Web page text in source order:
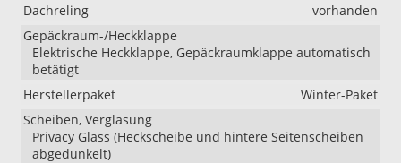
Dachreling
vorhanden
Gepäckraum-/Heckklappe
Elektrische Heckklappe, Gepäckraumklappe automatisch
betätigt
Herstellerpaket
Winter-Paket
Scheiben, Verglasung
Privacy Glass (Heckscheibe und hintere Seitenscheiben
abgedunkelt)